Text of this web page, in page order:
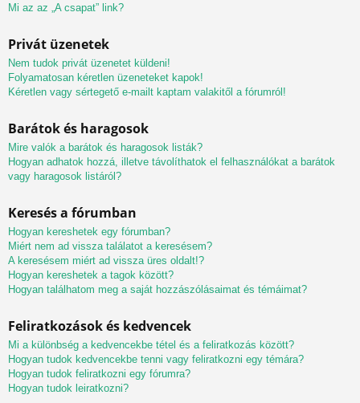
Mi az az „A csapat” link?
Privát üzenetek
Nem tudok privát üzenetet küldeni!
Folyamatosan kéretlen üzeneteket kapok!
Kéretlen vagy sértegető e-mailt kaptam valakitől a fórumról!
Barátok és haragosok
Mire valók a barátok és haragosok listák?
Hogyan adhatok hozzá, illetve távolíthatok el felhasználókat a barátok
vagy haragosok listáról?
Keresés a fórumban
Hogyan kereshetek egy fórumban?
Miért nem ad vissza találatot a keresésem?
A keresésem miért ad vissza üres oldalt!?
Hogyan kereshetek a tagok között?
Hogyan találhatom meg a saját hozzászólásaimat és témáimat?
Feliratkozások és kedvencek
Mi a különbség a kedvencekbe tétel és a feliratkozás között?
Hogyan tudok kedvencekbe tenni vagy feliratkozni egy témára?
Hogyan tudok feliratkozni egy fórumra?
Hogyan tudok leiratkozni?